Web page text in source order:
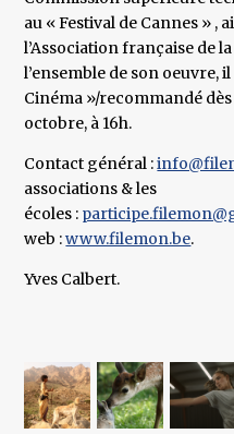
au « Festival de Cannes » ,
l’Association française de
l’ensemble de son oeuvre,
Cinéma »/recommandé
octobre, à 16h.
Contact général :
associations & les
écoles :
web :www.filemon.be.
Yves Calbert.